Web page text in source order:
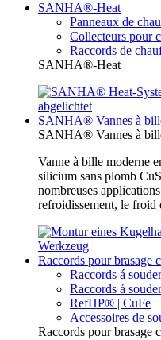
SANHA®-Heat
Panneaux de
Collecteurs pour
Raccords de
SANHA®-Heat
SANHA® Vannes à
SANHA® Vannes à
Vanne à bille moderne
silicium sans plomb
nombreuses
refroidissement, le froid
Raccords pour brasage
Raccords á
Raccords á
RefHP® | CuFe
Accessoires de
Raccords pour brasage